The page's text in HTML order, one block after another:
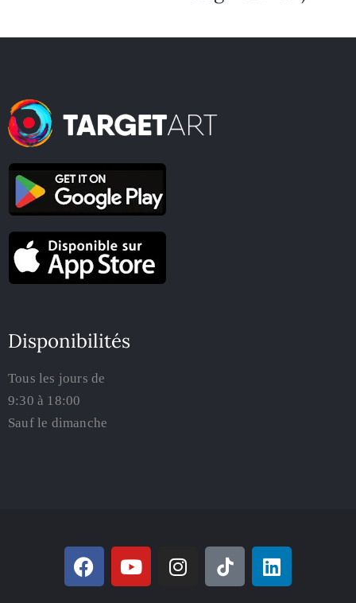
Disponibilités
Tous les jours de
9:30 à 18:00
Sauf le dimanche